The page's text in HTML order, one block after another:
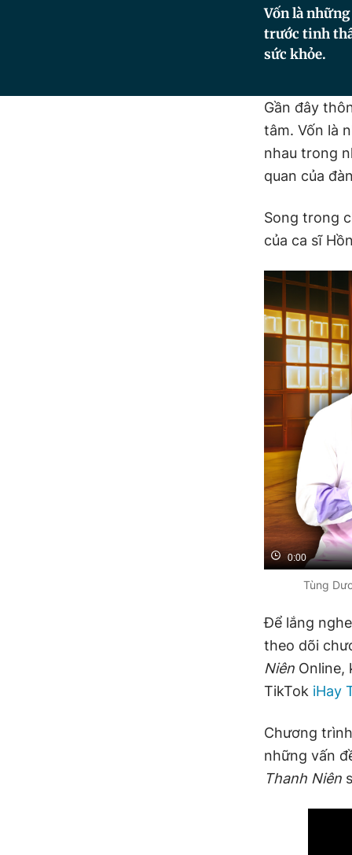
Vốn là
trước tinh
sức khỏe.
Gần đây
tâm. Vốn là
nhau trong
quan của
Song trong
của ca sĩ
0:00
Tùng
Để lắng
theo dõi
Niên Online,
TikTok iHay
Chương
những vấn
Thanh Niên